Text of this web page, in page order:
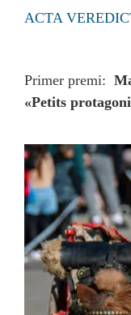
ACTA
Primer premi:
«Petits